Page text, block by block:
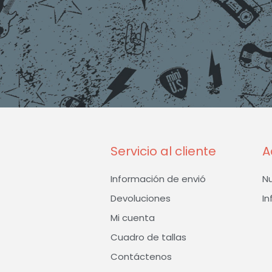
Servicio al cliente
Información de envió
Devoluciones
Mi cuenta
Cuadro de tallas
Contáctenos